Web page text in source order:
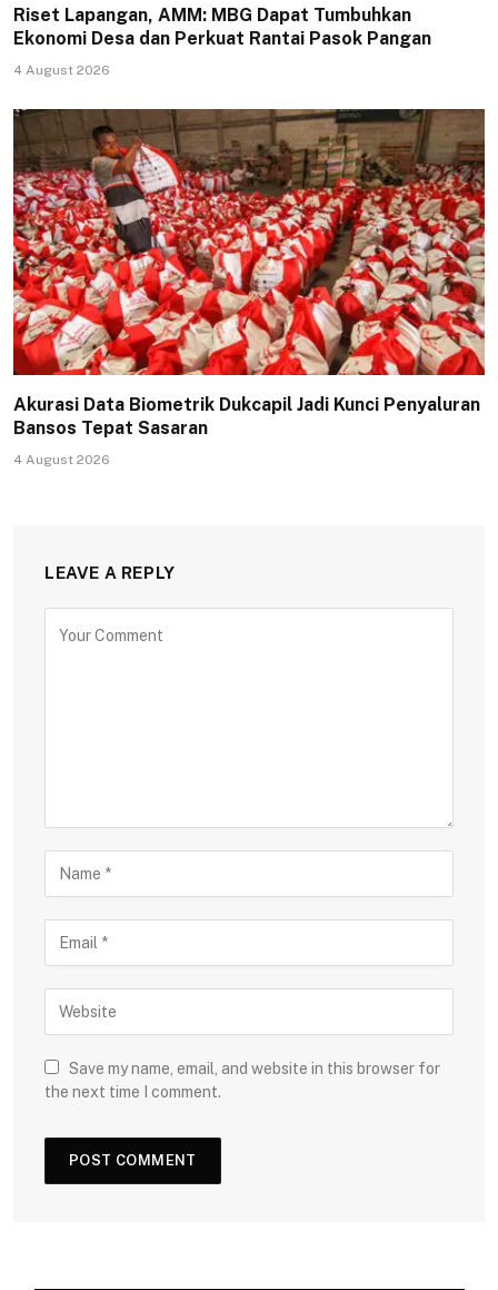
Riset Lapangan, AMM: MBG Dapat Tumbuhkan
Ekonomi Desa dan Perkuat Rantai Pasok Pangan
4 August 2026
Akurasi Data Biometrik Dukcapil Jadi Kunci Penyaluran
Bansos Tepat Sasaran
4 August 2026
LEAVE A REPLY
Save my name, email, and website in this browser for
the next time I comment.